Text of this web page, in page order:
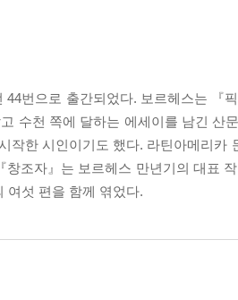
번으로 출간되었다. 보르헤스는 『
수천 쪽에 달하는 에세이를 남긴 산
한 시인이기도 했다. 라틴아메리카
조자』는 보르헤스 만년기의 대표
여섯 편을 함께 엮었다.